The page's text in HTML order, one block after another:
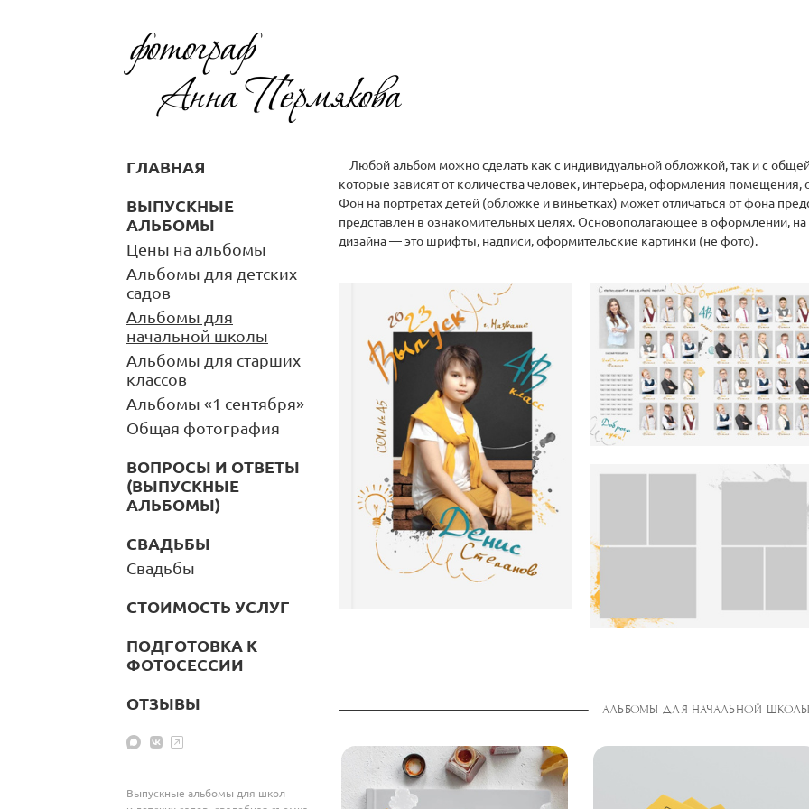
ГЛАВНАЯ
ВЫПУСКНЫЕ
АЛЬБОМЫ
Цены на альбомы
Альбомы для детских
садов
Альбомы для
начальной школы
Альбомы для старших
классов
Альбомы «1 сентября»
Общая фотография
ВОПРОСЫ И ОТВЕТЫ
(ВЫПУСКНЫЕ
АЛЬБОМЫ)
СВАДЬБЫ
Свадьбы
СТОИМОСТЬ УСЛУГ
ПОДГОТОВКА К
ФОТОСЕССИИ
ОТЗЫВЫ
Выпускные альбомы для школ
Любой альбом можно сделать как с индивидуальной обложкой, так и с
которые зависят от количества человек, интерьера, оформления
Фон на портретах детей (обложке и виньетках) может отличаться от фона
представлен в ознакомительных целях. Основополагающее в оформлении,
дизайна — это шрифты, надписи, оформительские картинки (не фото).
АЛЬБОМЫ ДЛЯ НАЧАЛЬНОЙ